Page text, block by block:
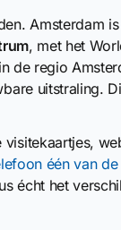
Amsterdam
, met het
de regio
uitstraling.
één van
écht het